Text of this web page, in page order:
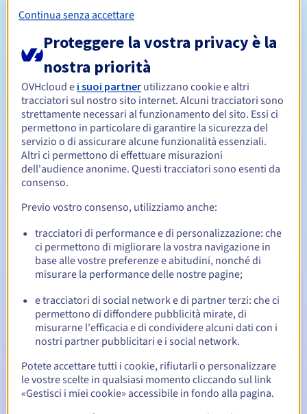
Consulta la lista dei termini dello studio AFNIC
Norme di attribuzione del nome
Regole di gestione e notifiche
Periodo di registrazione Da 1 a 10 anni
Periodo di rinnovo Da 1 a 10 anni
Redemption period
Notifiche automatiche:
Email di notifica:
60, 30, 15, 7 e 3 giorni prima della
scadenza
Email il giorno della scadenzaper notificare la
sospensione del nome di dominio
Email dopo il Redemption Grace Periodper notificare la
cancellazione del nome di dominio
Continua senza accettare
Proteggere la vostra privacy è la
nostra priorità
OVHcloud e i suoi partner utilizzano cookie e altri
tracciatori sul nostro sito internet. Alcuni tracciatori sono
strettamente necessari al funzionamento del sito. Essi ci
permettono in particolare di garantire la sicurezza del
servizio o di assicurare alcune funzionalità essenziali.
Altri ci permettono di effettuare misurazioni
dell'audience anonime. Questi tracciatori sono esenti da
consenso.
Previo vostro consenso, utilizziamo anche:
tracciatori di performance e di personalizzazione: che
ci permettono di migliorare la vostra navigazione in
base alle vostre preferenze e abitudini, nonché di
misurare la performance delle nostre pagine;
e tracciatori di social network e di partner terzi: che ci
permettono di diffondere pubblicità mirate, di
misurarne l'efficacia e di condividere alcuni dati con i
nostri partner pubblicitari e i social network.
Potete accettare tutti i cookie, rifiutarli o personalizzare
le vostre scelte in qualsiasi momento cliccando sul link
«Gestisci i miei cookie» accessibile in fondo alla pagina.